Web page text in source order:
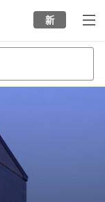
新